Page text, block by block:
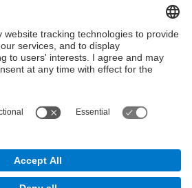
noted, content on this work is
Commons license:Attribution-
3.0 Spain